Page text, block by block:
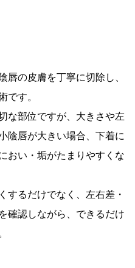
の皮膚を丁寧に切除し、
です。
な部位ですが、大きさや左
陰唇が大きい場合、下着に
おい・垢がたまりやすくな
するだけでなく、左右差・
確認しながら、できるだけ